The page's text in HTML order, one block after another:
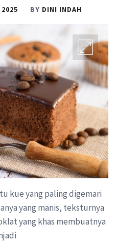
BY DINI INDAH
kue yang paling digemari
yang manis, teksturnya
yang khas membuatnya